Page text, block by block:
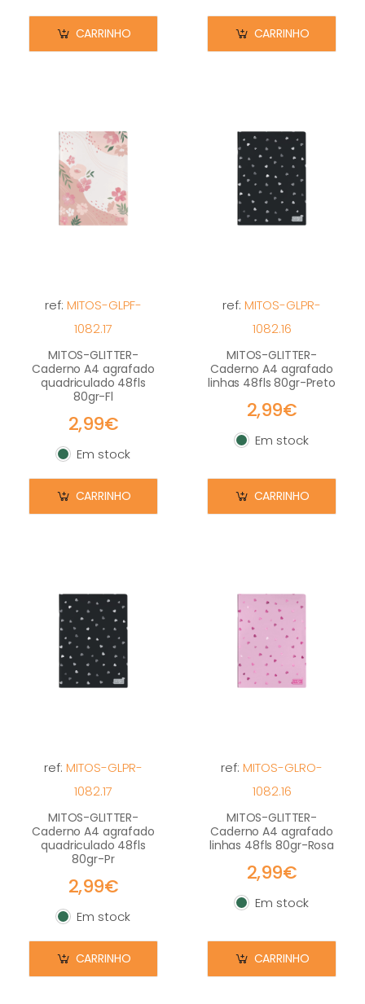
CARRINHO CARRINHO
ref: MITOS-GLPF-
1082.17
MITOS-GLITTER-
Caderno A4 agrafado
quadriculado 48fls
80gr-Fl
2,99€
Em stock
Em stock
CARRINHO
ref: MITOS-GLPR-
1082.16
MITOS-GLITTER-
Caderno A4 agrafado
linhas 48fls 80gr-Preto
2,99€
Em stock
Em stock
CARRINHO
ref: MITOS-GLPR-
1082.17
MITOS-GLITTER-
Caderno A4 agrafado
quadriculado 48fls
80gr-Pr
2,99€
Em stock
Em stock
CARRINHO
ref: MITOS-GLRO-
1082.16
MITOS-GLITTER-
Caderno A4 agrafado
linhas 48fls 80gr-Rosa
2,99€
Em stock
Em stock
CARRINHO